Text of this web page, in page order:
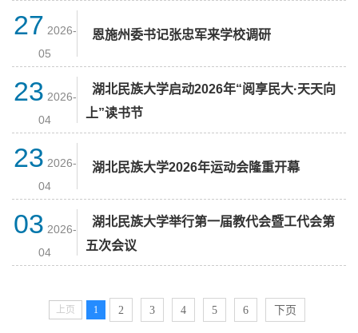
27 2026-
05
恩施州委书记张忠军来学校调研
23 2026-
04
湖北民族大学启动2026年“阅享民大·天天向
上”读书节
23 2026-
04
​湖北民族大学2026年运动会隆重开幕
03 2026-
04
湖北民族大学举行第一届教代会暨工代会第
五次会议
上页 1 2 3 4 5 6 下页